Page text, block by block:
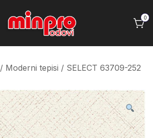
Minpro podovi
0
/ Moderni tepisi / SELECT 63709-252